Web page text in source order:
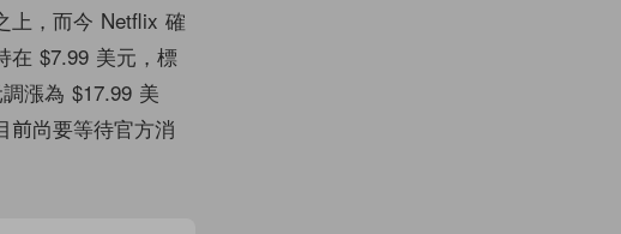
上，而今 Netflix 確
在 $7.99 美元，標
漲為 $17.99 美
前尚要等待官方消